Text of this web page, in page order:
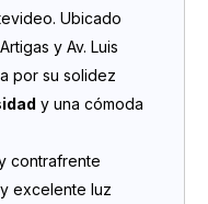
Ubicado
y Av. Luis
por su solidez
y una cómoda
contrafrente
excelente luz